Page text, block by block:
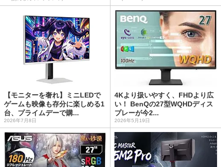
【モニターを奢れ】ミニLEDで
ゲームも映像も存分に楽しめる1
台、プライムデーで購...
2026年7月8日
4Kより扱いやすく、FHDより広
い！ BenQの27型WQHDディス
プレーが今2...
2026年5月19日